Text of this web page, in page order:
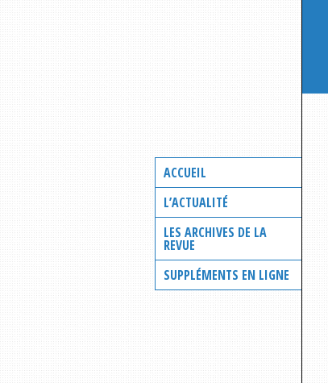
ACCUEIL
L’ACTUALITÉ
LES ARCHIVES DE LA
REVUE
SUPPLÉMENTS EN LIGNE